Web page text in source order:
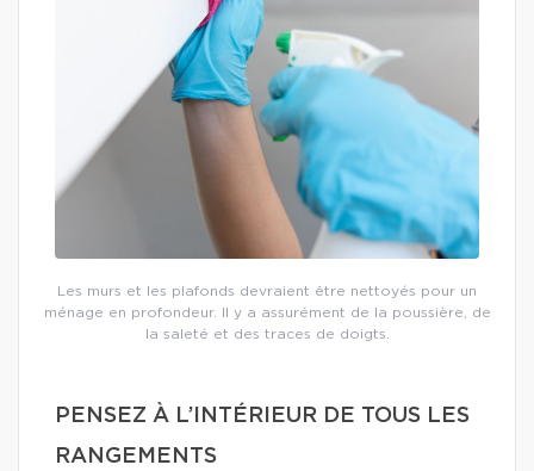
Les murs et les plafonds devraient être nettoyés pour un
ménage en profondeur. Il y a assurément de la poussière, de
la saleté et des traces de doigts.
PENSEZ À L’INTÉRIEUR DE TOUS LES
RANGEMENTS